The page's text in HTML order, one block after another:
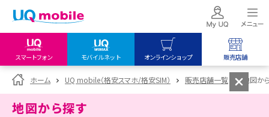
スマートフォン モバイルネット オンラインショップ 販売店舗
my UQ WiMAX
UQ WiMAX ご契約の方
UQ mobile
オンラインショップ
UQ mobile
販売店舗
ホーム UQ mobile（格安スマホ/格安SIM） 販売店舗一覧 地図か
地図から探す